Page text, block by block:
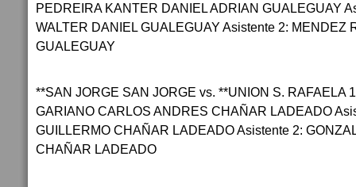
PEDREIRA KANTER DANIEL ADRIAN GUALEGUAY
WALTER DANIEL GUALEGUAY Asistente 2: MENDEZ
GUALEGUAY
**SAN JORGE SAN JORGE vs. **UNION S. RAFAELA
GARIANO CARLOS ANDRES CHAÑAR LADEADO
GUILLERMO CHAÑAR LADEADO Asistente 2:
CHAÑAR LADEADO